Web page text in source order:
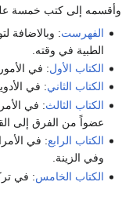
وأقسمه إلى كتب خمسة
الفهرست: وبالاضافة
الطبية في وقته.
الكتاب الأول: في
الكتاب الثاني: في
الكتاب الثالث: في
عضواً من الفرق إلى
الكتاب الرابع: في
وفي الزينة.
الكتاب الخامس: في